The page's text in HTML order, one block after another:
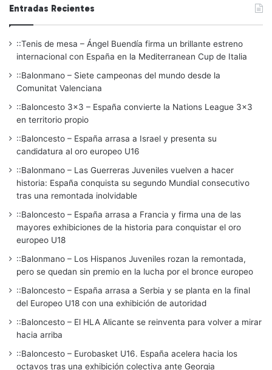
Entradas Recientes
::Tenis de mesa – Ángel Buendía firma un brillante estreno
internacional con España en la Mediterranean Cup de Italia
::Balonmano – Siete campeonas del mundo desde la
Comunitat Valenciana
::Baloncesto 3×3 – España convierte la Nations League 3×3
en territorio propio
::Baloncesto – España arrasa a Israel y presenta su
candidatura al oro europeo U16
::Balonmano – Las Guerreras Juveniles vuelven a hacer
historia: España conquista su segundo Mundial consecutivo
tras una remontada inolvidable
::Baloncesto – España arrasa a Francia y firma una de las
mayores exhibiciones de la historia para conquistar el oro
europeo U18
::Balonmano – Los Hispanos Juveniles rozan la remontada,
pero se quedan sin premio en la lucha por el bronce europeo
::Baloncesto – España arrasa a Serbia y se planta en la final
del Europeo U18 con una exhibición de autoridad
::Baloncesto – El HLA Alicante se reinventa para volver a mirar
hacia arriba
::Baloncesto – Eurobasket U16. España acelera hacia los
octavos tras una exhibición colectiva ante Georgia